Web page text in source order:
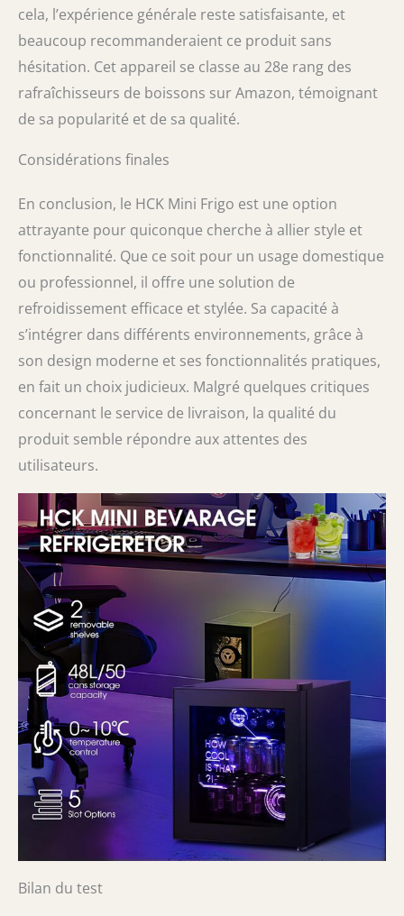
cela, l’expérience générale reste satisfaisante, et
beaucoup recommanderaient ce produit sans
hésitation. Cet appareil se classe au 28e rang des
rafraîchisseurs de boissons sur Amazon, témoignant
de sa popularité et de sa qualité.
Considérations finales
En conclusion, le HCK Mini Frigo est une option
attrayante pour quiconque cherche à allier style et
fonctionnalité. Que ce soit pour un usage domestique
ou professionnel, il offre une solution de
refroidissement efficace et stylée. Sa capacité à
s’intégrer dans différents environnements, grâce à
son design moderne et ses fonctionnalités pratiques,
en fait un choix judicieux. Malgré quelques critiques
concernant le service de livraison, la qualité du
produit semble répondre aux attentes des
utilisateurs.
Bilan du test